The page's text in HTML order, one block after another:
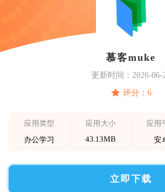
慕客muke
更新时间：2026-06-
评分：6
应用类型
办公学习
应用大小
43.13MB
应用
安
立即下载